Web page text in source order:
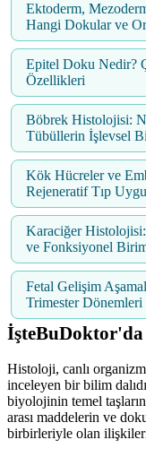
Ektoderm,
Hangi Dokular ve
Epitel Doku Nedir?
Özellikleri
Böbrek Histolojisi:
Tübüllerin İşlevsel
Kök Hücreler ve
Rejeneratif Tıp
Karaciğer
ve Fonksiyonel
Fetal Gelişim
Trimester Dönemleri
Histoloji, canlı
inceleyen bir bilim
biyolojinin temel
arası maddelerin ve
birbirleriyle olan